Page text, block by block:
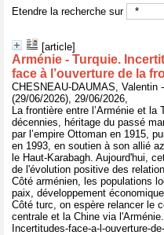
Etendre la recherche sur
[article]
Arménie - Turquie.
face à l’ouverture de la
CHESNEAU-DAUMAS,
(29/06/2026), 29/06/2026,
La frontière entre l’Arménie et
décennies, héritage du passé
par l’empire Ottoman en 1915,
en 1993, en soutien à son allié
le Haut-Karabagh. Aujourd'hui,
de l'évolution positive des
Côté arménien, les populations
paix, développement
Côté turc, on espère relancer le
centrale et la Chine via
Incertitudes-face-a-l-ouverture-